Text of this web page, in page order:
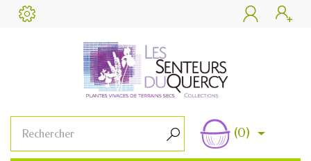
 
 (0)